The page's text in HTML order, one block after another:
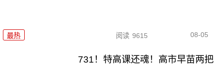
最热 阅读 9615 08-05
731！特高课还魂！高市早苗两把